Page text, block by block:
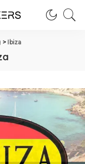
> Ibiza